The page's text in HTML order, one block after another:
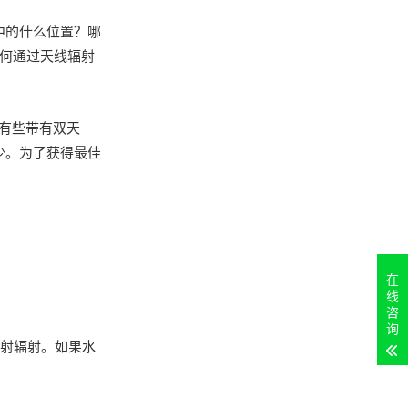
什么位置？哪
通过天线辐射
些带有双天
为了获得最佳
辐射。如果水
在
线
咨
询